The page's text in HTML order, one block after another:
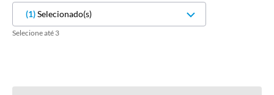
(1)Selecionado(s)
Selecione até 3